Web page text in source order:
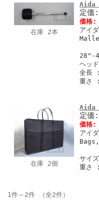
在庫 2本
Aida
定
価
アイ
28"-
ヘッ
全長
重さ
在庫 2個
Aida
定
価
アイ
サイ
重さ
1件～2件 （全2件）